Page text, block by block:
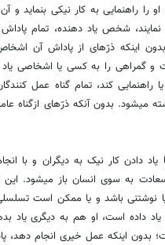
او را راهنمایی به کار نیکی
شخص یاد دهنده، تمام
اینکه ذرّه­ای از پاداش آن
گمراهی را به کسی یا اشخاصی یاد
راهنمایی کند، تمام گناه عمل
می­شود. بدون آنکه ذرّه­ای ازگناه
یاد دادن کار نیک به دیگران و با
به سوی انسان باز می­شود. این
نوشتنی باشد و یا ممکن است
داده است، او هم به دیگری یاد
بدون اینکه عمل خیری انجام دهد،